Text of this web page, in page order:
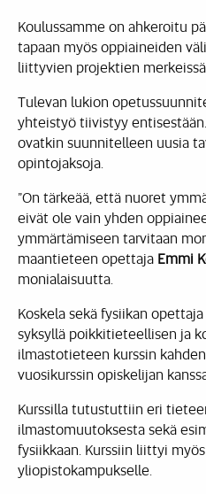
Koulussamme on ahkeroitu
tapaan myös oppiaineiden
liittyvien projektien merkeissä.
Tulevan lukion
yhteistyö tiivistyy
ovatkin suunnitelleen uusia
opintojaksoja.
”On tärkeää, että nuoret
eivät ole vain yhden
ymmärtämiseen tarvitaan
maantieteen opettaja Emmi
monialaisuutta.
Koskela sekä fysiikan opettaja
syksyllä poikkitieteellisen ja
ilmastotieteen kurssin
vuosikurssin opiskelijan
Kurssilla tutustuttiin eri
ilmastomuutoksesta sekä
fysiikkaan. Kurssiin liittyi
yliopistokampukselle.